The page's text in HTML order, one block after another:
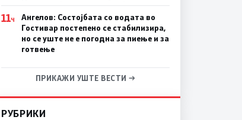
11Ч
Ангелов: Состојбата со водата во
Гостивар постепено се стабилизира,
но се уште не е погодна за пиење и за
готвење
ПРИКАЖИ УШТЕ ВЕСТИ →
РУБРИКИ